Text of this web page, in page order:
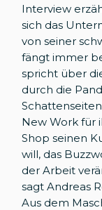
Interview
sich das
von seiner
fängt immer
spricht über
durch die
New Work für
Shop seinen
will, das
der Arbeit
sagt Andreas
Aus dem